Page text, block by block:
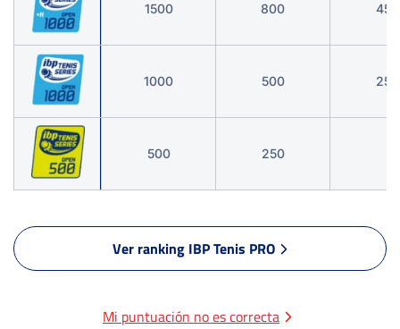
1500 800 450
1000 500 250
500 250
Ver ranking IBP Tenis PRO
Mi puntuación no es correcta